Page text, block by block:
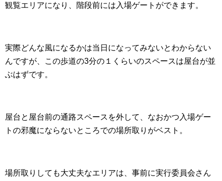
観覧エリアになり、階段前には入場ゲートができます。
実際どんな風になるかは当日になってみないとわからない
んですが、この歩道の3分の１くらいのスペースは屋台が並
ぶはずです。
屋台と屋台前の通路スペースを外して、なおかつ入場ゲー
トの邪魔にならないところでの場所取りがベスト。
場所取りしても大丈夫なエリアは、事前に実行委員会さん